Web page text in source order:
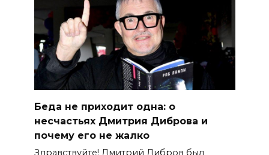
Беда не приходит одна: о
несчастьях Дмитрия Диброва и
почему его не жалко
Здравствуйте! Дмитрий Дибров был